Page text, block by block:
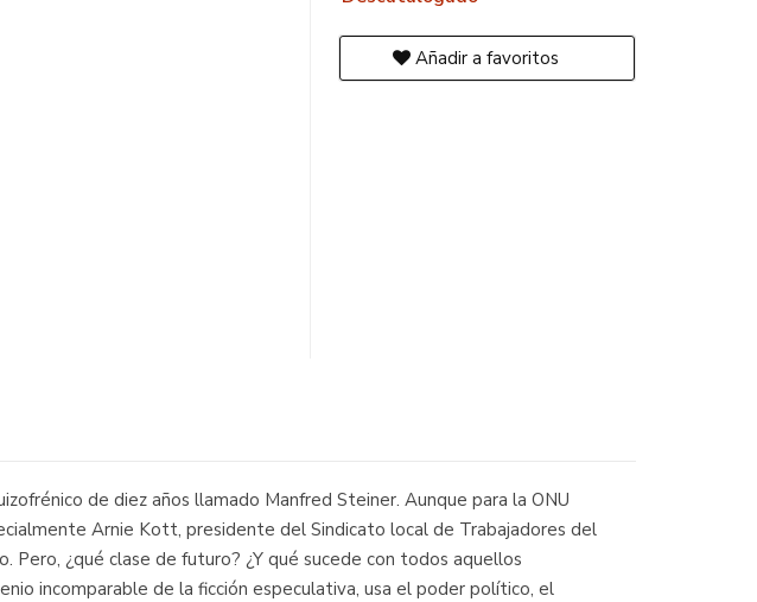
Añadir a favoritos
de diez años llamado Manfred Steiner. Aunque para la ONU
Arnie Kott, presidente del Sindicato local de Trabajadores del
Pero, ¿qué clase de futuro? ¿Y qué sucede con todos aquellos
incomparable de la ficción especulativa, usa el poder político, el